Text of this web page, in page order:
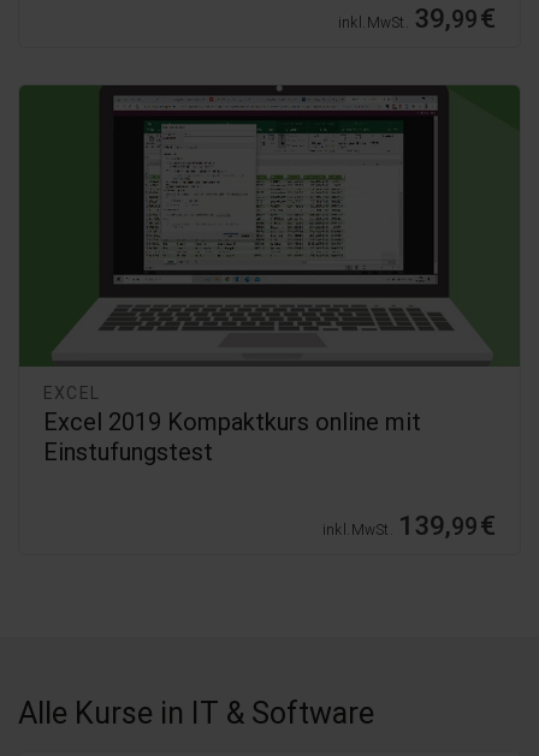
inkl. MwSt. 39,99€
EXCEL
Excel 2019 Kompaktkurs online mit
Einstufungstest
inkl. MwSt. 139,99€
Alle Kurse in IT & Software